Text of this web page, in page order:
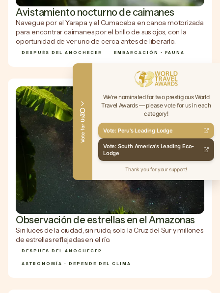
Avistamiento nocturno de caimanes
Navegue por el Yarapa y el Cumaceba en canoa motorizada
para encontrar caimanes por el brillo de sus ojos, con la
oportunidad de ver uno de cerca antes de liberarlo.
DESPUÉS DEL ANOCHECER EMBARCACIÓN • FAUNA
Observación de estrellas en el Amazonas
Sin luces de la ciudad, sin ruido, solo la Cruz del Sur y millones
de estrellas reflejadas en el río.
DESPUÉS DEL ANOCHECER
ASTRONOMÍA • DEPENDE DEL CLIMA
Vote for Us
We're nominated for two prestigious World
Travel Awards — please vote for us in each
category!
Vote: Peru's Leading Lodge
Vote: South America's Leading Eco-
Lodge
Thank you for your support!